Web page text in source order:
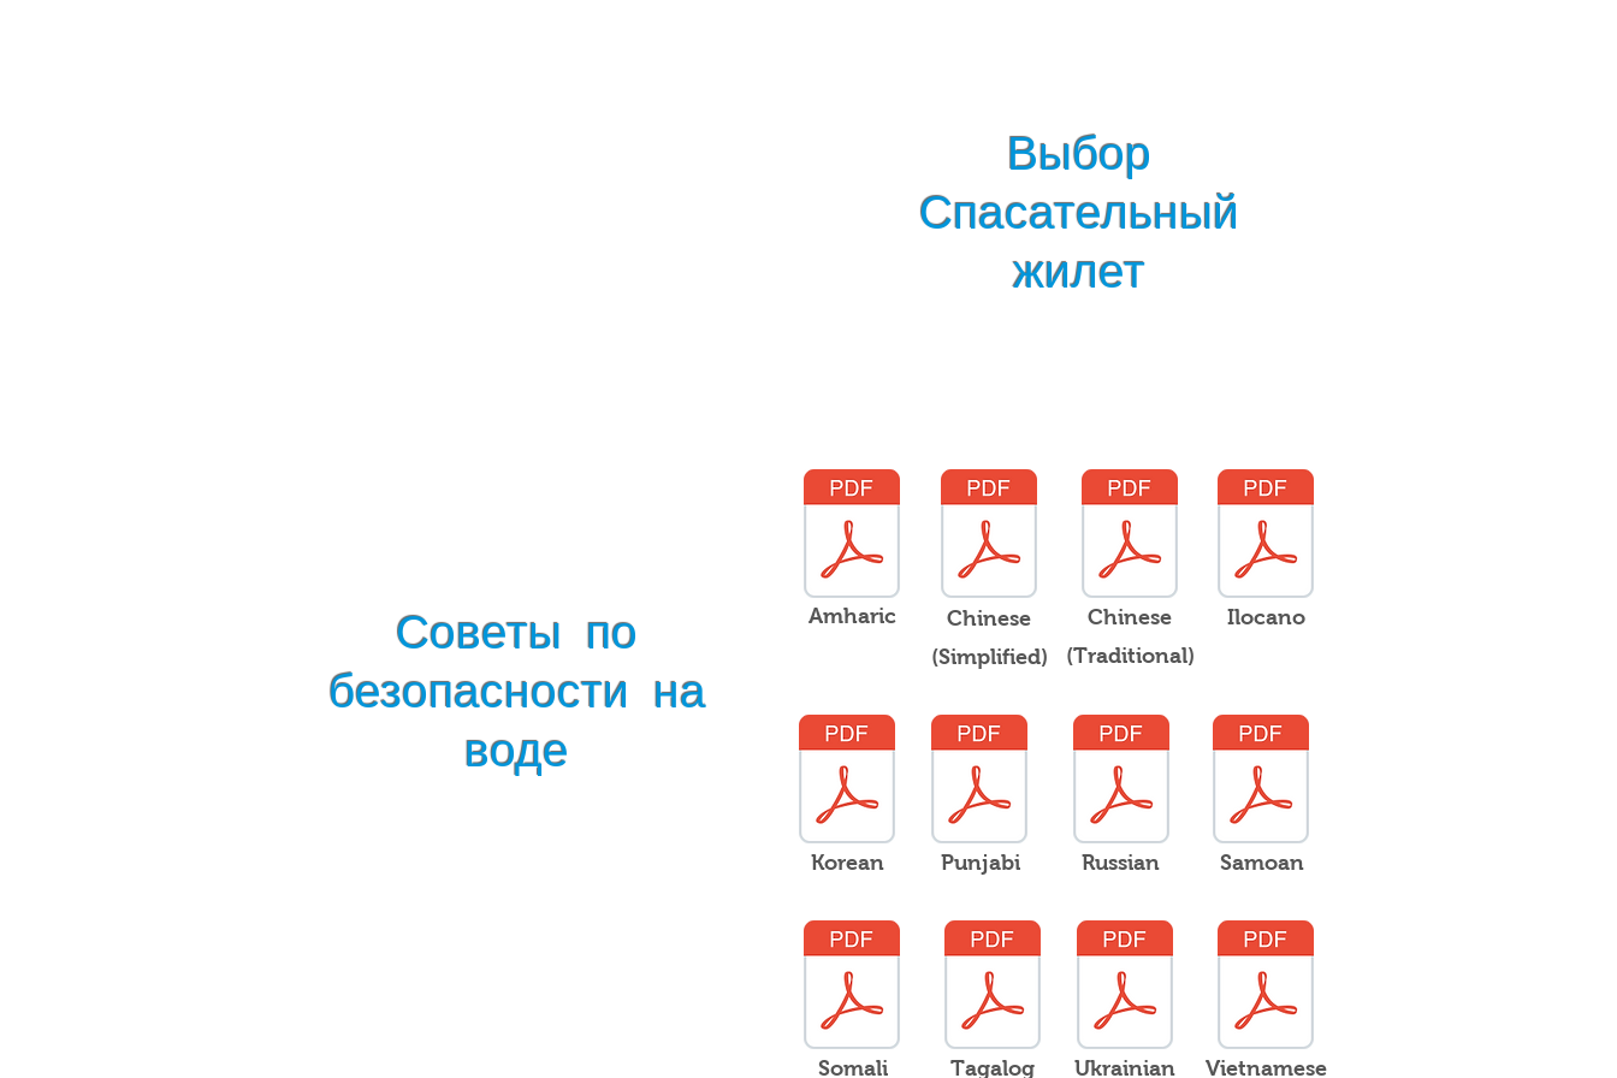
Выбор
Спасательный
жилет
Советы по
безопасности на
воде
Amharic
Chinese
(Simplified)
Chinese
(Traditional)
Ilocano
Korean Punjabi Russian Samoan
Somali Tagalog Ukrainian Vietnamese